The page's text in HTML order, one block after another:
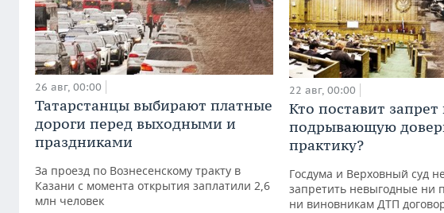
26 авг, 00:00
Татарстанцы выбирают платные
дороги перед выходными и
праздниками
За проезд по Вознесенскому тракту в
Казани с момента открытия заплатили 2,6
млн человек
22 авг, 00:00
Кто поставит запрет
подрывающую
практику?
Госдума и Верховный суд
запретить невыгодные ни
ни виновникам ДТП